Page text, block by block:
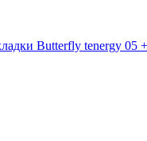
Butterfly tenergy 05